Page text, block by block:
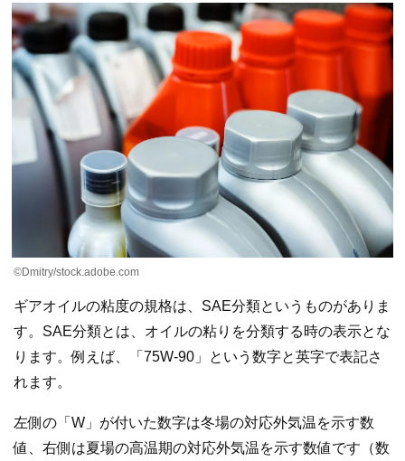
©Dmitry/stock.adobe.com
ギアオイルの粘度の規格は、SAE分類というものがありま
す。SAE分類とは、オイルの粘りを分類する時の表示とな
ります。例えば、「75W-90」という数字と英字で表記さ
れます。
左側の「W」が付いた数字は冬場の対応外気温を示す数
値、右側は夏場の高温期の対応外気温を示す数値です（数